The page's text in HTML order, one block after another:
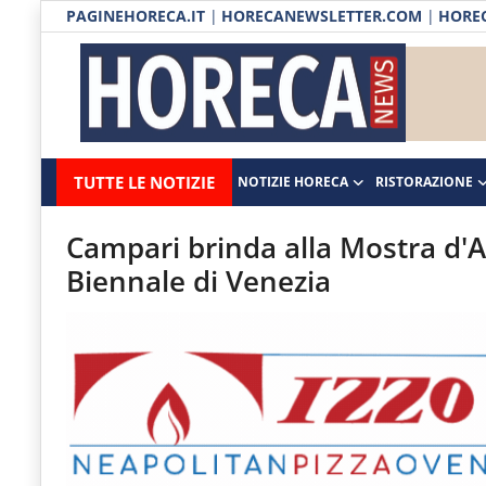
PAGINEHORECA.IT | HORECANEWSLETTER.COM |
Horecanews.it
-
Notizie
Horeca
Il
portale
canale
Horeca
e
del
TUTTE LE NOTIZIE NOTIZIE HORECA RISTORAZIONE
Notizie HORECA
Ristorazione
Ospitalità
Distribuzione
Eventi
RUBRICHE
Campari brinda alla Mostra
Biennale di Venezia